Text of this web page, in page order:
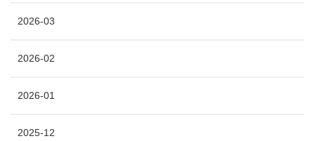
2026-03
2026-02
2026-01
2025-12